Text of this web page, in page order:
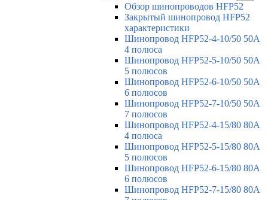
Обзор шинопроводов HFP52
Закрытый шинопровод HFP52
характеристики
Шинопровод HFP52-4-10/50 50A
4 полюса
Шинопровод HFP52-5-10/50 50А
5 полюсов
Шинопровод HFP52-6-10/50 50А
6 полюсов
Шинопровод HFP52-7-10/50 50А
7 полюсов
Шинопровод HFP52-4-15/80 80A
4 полюса
Шинопровод HFP52-5-15/80 80А
5 полюсов
Шинопровод HFP52-6-15/80 80А
6 полюсов
Шинопровод HFP52-7-15/80 80А